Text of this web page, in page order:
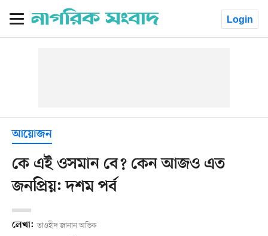
Login
আয়োজন
কে এই ওসমান বে? কেন আজও এত
জনপ্রিয়: দশম পর্ব
লেখা: তাওহীদ জানান অভিক